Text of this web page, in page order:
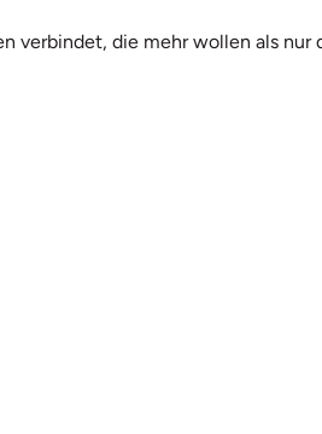
verbindet, die mehr wollen als nur